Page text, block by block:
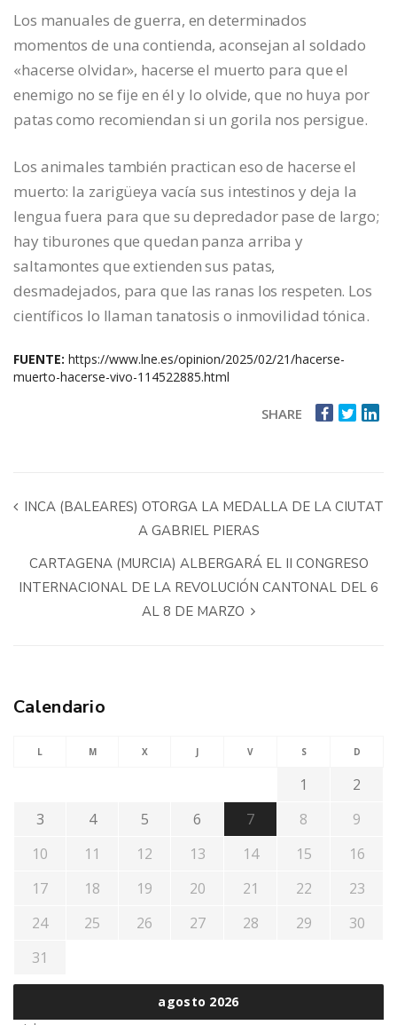
Los manuales de guerra, en determinados
momentos de una contienda, aconsejan al soldado
«hacerse olvidar», hacerse el muerto para que el
enemigo no se fije en él y lo olvide, que no huya por
patas como recomiendan si un gorila nos persigue.
Los animales también practican eso de hacerse el
muerto: la zarigüeya vacía sus intestinos y deja la
lengua fuera para que su depredador pase de largo;
hay tiburones que quedan panza arriba y
saltamontes que extienden sus patas,
desmadejados, para que las ranas los respeten. Los
científicos lo llaman tanatosis o inmovilidad tónica.
FUENTE: https://www.lne.es/opinion/2025/02/21/hacerse-
muerto-hacerse-vivo-114522885.html
SHARE
INCA (BALEARES) OTORGA LA MEDALLA DE LA CIUTAT
A GABRIEL PIERAS
CARTAGENA (MURCIA) ALBERGARÁ EL II CONGRESO
INTERNACIONAL DE LA REVOLUCIÓN CANTONAL DEL 6
AL 8 DE MARZO
Calendario
agosto 2026
L M X J V S D
1
2
3
4 5 6 7 8
9
10
11 12 13 14 15
16
17
18 19 20 21 22
23
24
25 26 27 28 29
30
31